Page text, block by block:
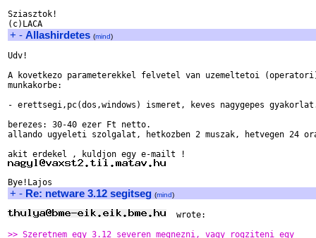
Sziasztok!
+ - Allashirdetes (mind)
Udv!
A kovetkezo parameterekkel felvetel van uzemeltetoi
munkakorbe:
- erettsegi,pc(dos,windows) ismeret, keves nagygepes
berezes: 30-40 ezer Ft netto.
allando ugyeleti szolgalat, hetkozben 2 muszak, hetvegen 24
+ - Re: netware 3.12 segitseg (mind)
  wrote:
>> Szeretnem egy 3.12 severen megnezni, vagy rogziteni egy